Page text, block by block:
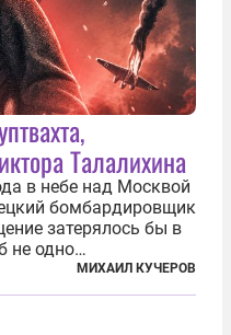
Талалихина
в небе над Москвой
бомбардировщик
затерялось бы в
не одно
из первых в
ночных таранов.
МИХАИЛ КУЧЕРОВ